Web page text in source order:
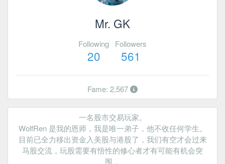
Mr. GK
Following
20
Followers
561
Fame: 2,567
一名股市交易玩家。
WolfRen 是我的恩师，我是唯一弟子，他不收任何学生。
目前已全力移出资金入美股与港股了，我们有空才会过来
马股交流，玩股需要有悟性的修心者才有可能有机会突
围，